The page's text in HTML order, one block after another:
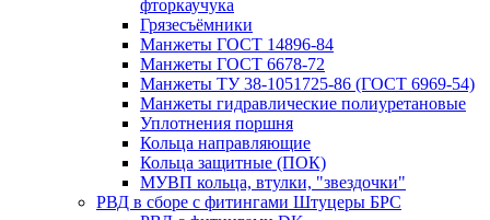
фторкаучука
Грязесъёмники
Манжеты ГОСТ 14896-84
Манжеты ГОСТ 6678-72
Манжеты ТУ 38-1051725-86 (ГОСТ 6969-54)
Манжеты гидравлические полиуретановые
Уплотнения поршня
Кольца направляющие
Кольца защитные (ПОК)
МУВП кольца, втулки, "звездочки"
РВД в сборе с фитингами Штуцеры БРС